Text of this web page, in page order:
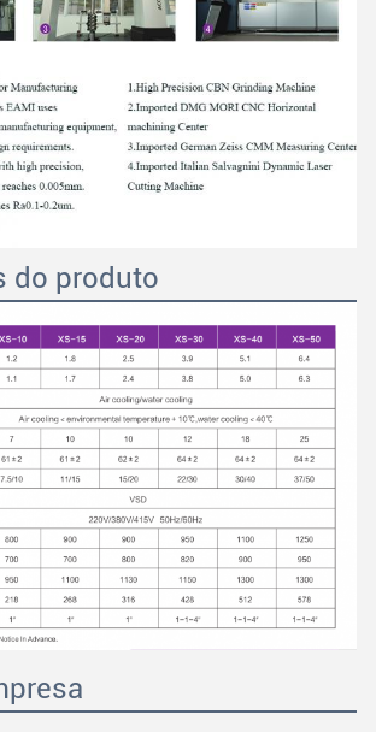
para você em breve!
do produto